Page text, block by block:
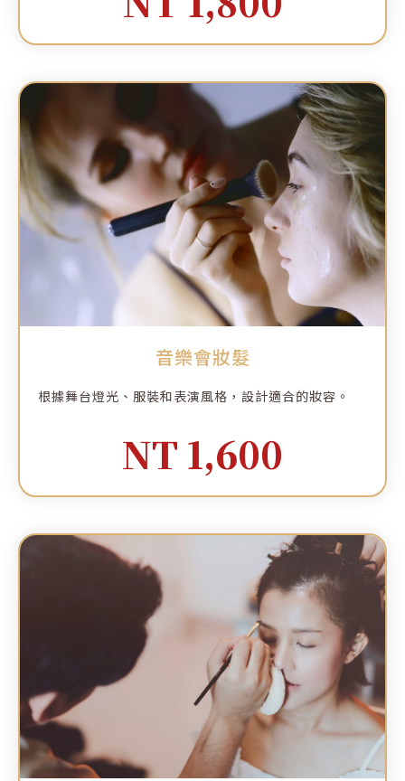
音樂會妝髮
根據舞台燈光、服裝和表演風格，設計適合的妝容。
NT 1,600